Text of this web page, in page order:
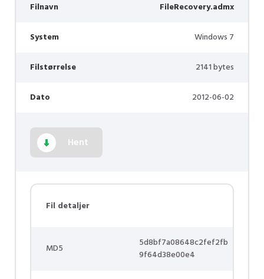
Filnavn FileRecovery.admx
System Windows 7
Filstørrelse 2141 bytes
Dato 2012-06-02
Hent
Fil detaljer
MD5
5d8bf7a08648c2fef2fb
9f64d38e00e4